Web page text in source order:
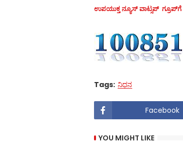
ಉಪಯುಕ್ತ ನ್ಯೂಸ್‌ ವಾಟ್ಸಪ್‌
Tags: ನಿಧನ
Facebook
YOU MIGHT LIKE